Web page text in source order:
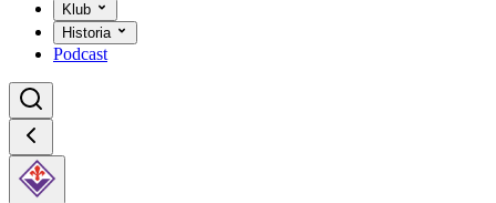
Klub
Historia
Podcast